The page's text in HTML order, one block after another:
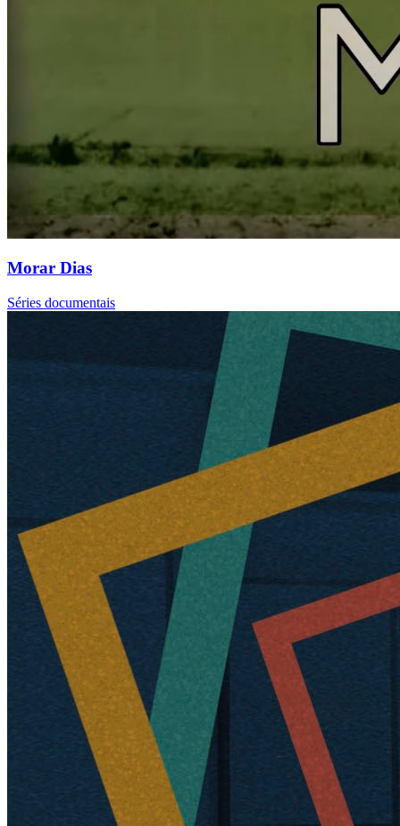
Morar Dias
Séries documentais